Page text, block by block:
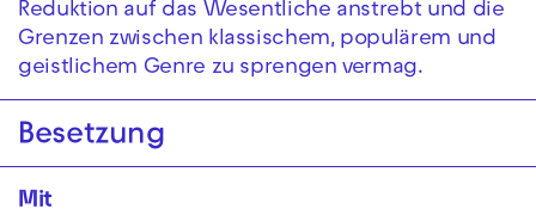
Reduktion auf das Wesentliche anstrebt und die
Grenzen zwischen klassischem, populärem und
geistlichem Genre zu sprengen vermag.
Besetzung
Mit